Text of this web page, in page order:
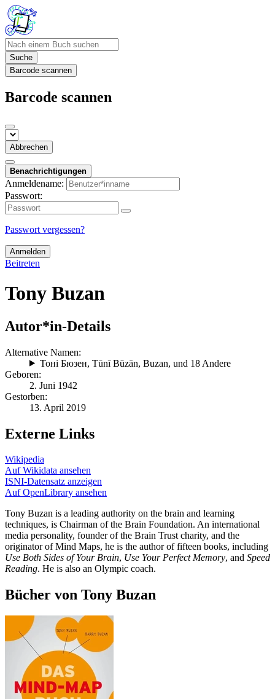
Suche
Barcode scannen
Barcode scannen
Abbrechen
Benachrichtigungen
Anmeldename:
Passwort:
Passwort vergessen?
Anmelden
Beitreten
Tony Buzan
Autor*in-Details
Alternative Namen:
Тоні Бюзен, Tūnī Būzān, Buzan, und 18 Andere
Geboren:
2. Juni 1942
Gestorben:
13. April 2019
Externe Links
Wikipedia
Auf Wikidata ansehen
ISNI-Datensatz anzeigen
Auf OpenLibrary ansehen
Tony Buzan is a leading authority on the brain and learning
techniques, is Chairman of the Brain Foundation. An international
media personality, founder of the Brain Trust charity, and the
originator of Mind Maps, he is the author of fifteen books, including
Use Both Sides of Your Brain, Use Your Perfect Memory, and Speed
Reading. He is also an Olympic coach.
Bücher von Tony Buzan